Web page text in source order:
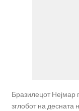
Бразилецот Нејмар
зглобот на десната